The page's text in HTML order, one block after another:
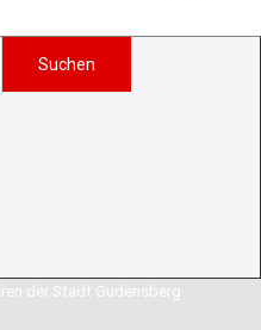
Suchen
der Stadt Gudensberg